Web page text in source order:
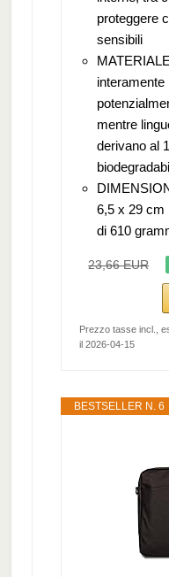
proteggere
sensibili
interamente
mentre
derivano al
6,5 x 29 cm
di 610
23,66 EUR
Prezzo tasse incl.,
il 2026-04-15
BESTSELLER N. 6